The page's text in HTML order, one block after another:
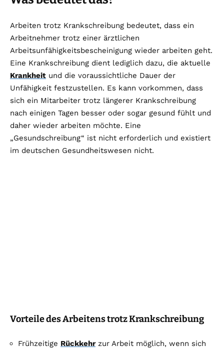
Arbeiten trotz Krankschreibung bedeutet, dass ein
Arbeitnehmer trotz einer ärztlichen
Arbeitsunfähigkeitsbescheinigung wieder arbeiten geht.
Eine Krankschreibung dient lediglich dazu, die aktuelle
Krankheit und die voraussichtliche Dauer der
Unfähigkeit festzustellen. Es kann vorkommen, dass
sich ein Mitarbeiter trotz längerer Krankschreibung
nach einigen Tagen besser oder sogar gesund fühlt und
daher wieder arbeiten möchte. Eine
„Gesundschreibung“ ist nicht erforderlich und existiert
im deutschen Gesundheitswesen nicht.
Vorteile des Arbeitens trotz Krankschreibung
Frühzeitige Rückkehrzur Arbeit möglich, wenn sich